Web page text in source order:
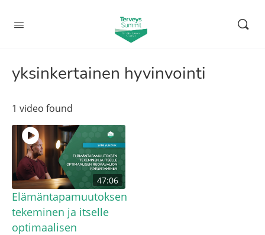
yksinkertainen hyvinvointi
1 video found
47:06
Elämäntapamuutoksen
tekeminen ja itselle
optimaalisen